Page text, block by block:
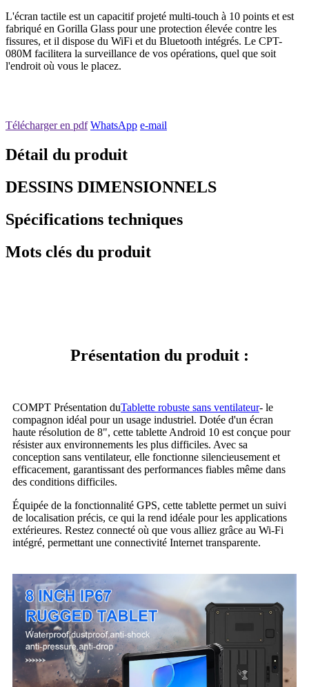
L'écran tactile est un capacitif projeté multi-touch à 10 points et est
fabriqué en Gorilla Glass pour une protection élevée contre les
fissures, et il dispose du WiFi et du Bluetooth intégrés. Le CPT-
080M facilitera la surveillance de vos opérations, quel que soit
l'endroit où vous le placez.
Télécharger en pdf WhatsApp e-mail
Détail du produit
DESSINS DIMENSIONNELS
Spécifications techniques
Mots clés du produit
Présentation du produit :
COMPT Présentation duTablette robuste sans ventilateur- le
compagnon idéal pour un usage industriel. Dotée d'un écran
haute résolution de 8", cette tablette Android 10 est conçue pour
résister aux environnements les plus difficiles. Avec sa
conception sans ventilateur, elle fonctionne silencieusement et
efficacement, garantissant des performances fiables même dans
des conditions difficiles.
Équipée de la fonctionnalité GPS, cette tablette permet un suivi
de localisation précis, ce qui la rend idéale pour les applications
extérieures. Restez connecté où que vous alliez grâce au Wi-Fi
intégré, permettant une connectivité Internet transparente.